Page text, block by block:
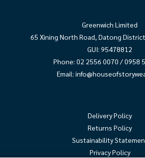
Greenwich Limited
65 Xining North Road, Datong
GUI: 95478812
Phone: 02 2556 0070 / 0958
Email:
Delivery Policy
Returns Policy
Sustainability
Privacy Policy